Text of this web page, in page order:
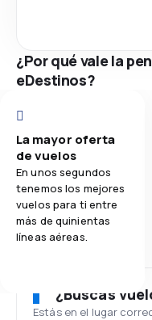
¿Por qué vale la
eDestinos?
La mayor oferta
de vuelos
En unos segundos
tenemos los mejores
vuelos para ti entre
más de quinientas
líneas aéreas.
¿Buscas
Estás en el lugar